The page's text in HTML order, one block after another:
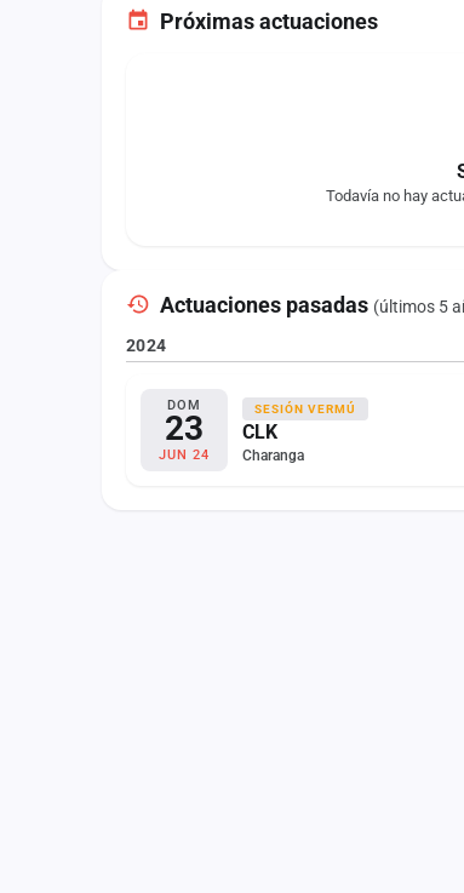
Próximas actuaciones
Todavía no hay
Actuaciones pasadas (últimos 5
2024
DOM
23
JUN 24
SESIÓN VERMÚ
CLK
Charanga